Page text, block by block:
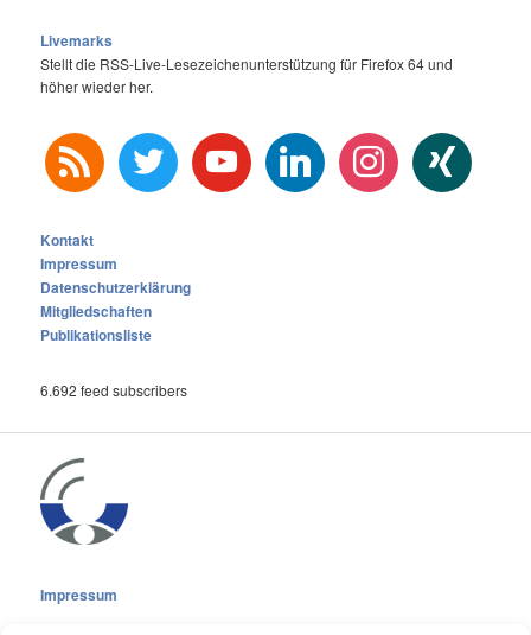
Livemarks
Stellt die RSS-Live-Lesezeichenunterstützung für Firefox 64 und
höher wieder her.
rss twitter youtube linkedin instagram xing
Kontakt
Impressum
Datenschutzerklärung
Mitgliedschaften
Publikationsliste
6.692 feed subscribers
Impressum